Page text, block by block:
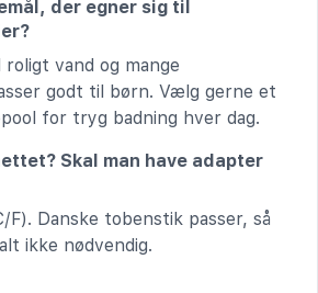
der egner sig til
vand og mange
godt til børn. Vælg gerne et
for tryg badning hver dag.
Skal man have adapter
Danske tobenstik passer, så
ikke nødvendig.